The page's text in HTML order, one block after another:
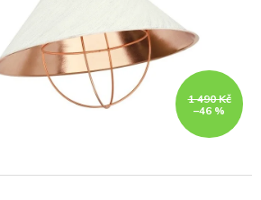
1 490 Kč
–46 %